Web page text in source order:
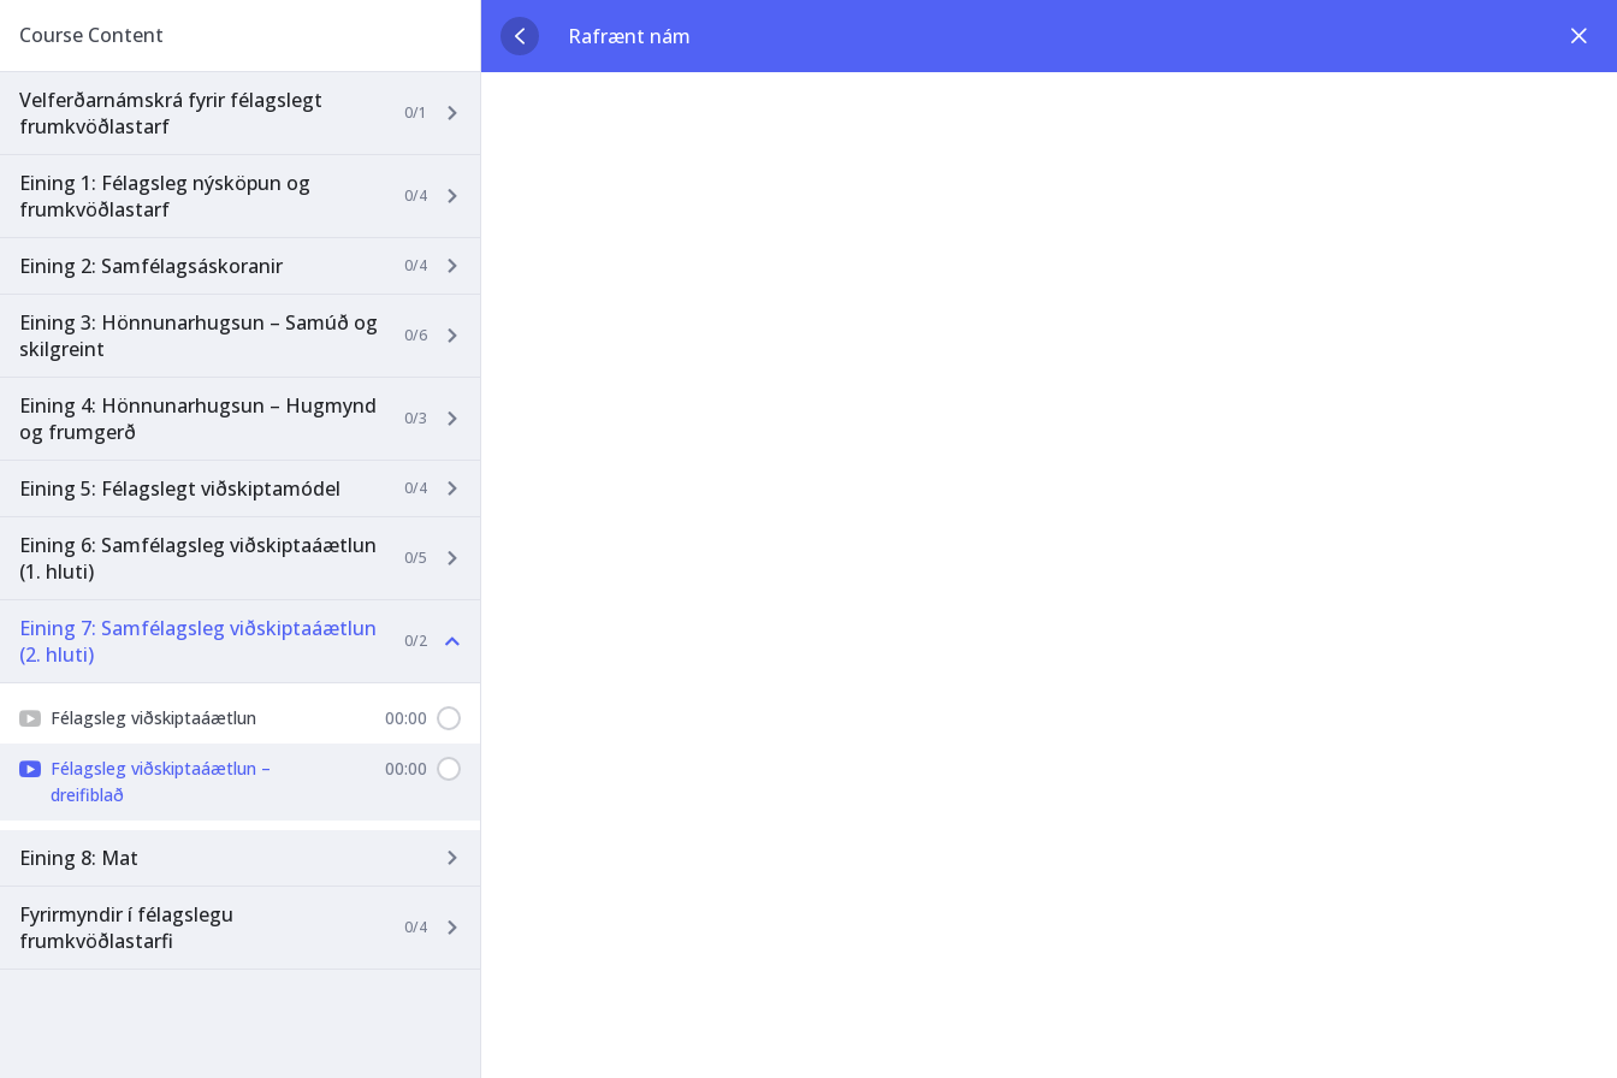
Course Content
Velferðarnámskrá fyrir félagslegt
frumkvöðlastarf
0/1
Eining 1: Félagsleg nýsköpun og
frumkvöðlastarf
0/4
Eining 2: Samfélagsáskoranir 0/4
Eining 3: Hönnunarhugsun – Samúð og
skilgreint
0/6
Eining 4: Hönnunarhugsun – Hugmynd
og frumgerð
0/3
Eining 5: Félagslegt viðskiptamódel 0/4
Eining 6: Samfélagsleg viðskiptaáætlun
(1. hluti)
0/5
Eining 7: Samfélagsleg viðskiptaáætlun
(2. hluti)
0/2
Félagsleg viðskiptaáætlun 00:00
Félagsleg viðskiptaáætlun –
dreifiblað
00:00
Eining 8: Mat
Fyrirmyndir í félagslegu
frumkvöðlastarfi
0/4
Rafrænt nám